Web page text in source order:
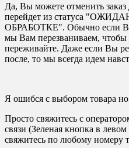
Да, Вы можете отменить
перейдет из статуса
ОБРАБОТКЕ". Обычно если Вы
мы Вам перезваниваем, чтобы
переживайте. Даже если Вы
после, то мы всегда идем
Я ошибся с выбором товара
Просто свяжитесь с
связи (Зеленая кнопка в
свяжитесь по любому номеру